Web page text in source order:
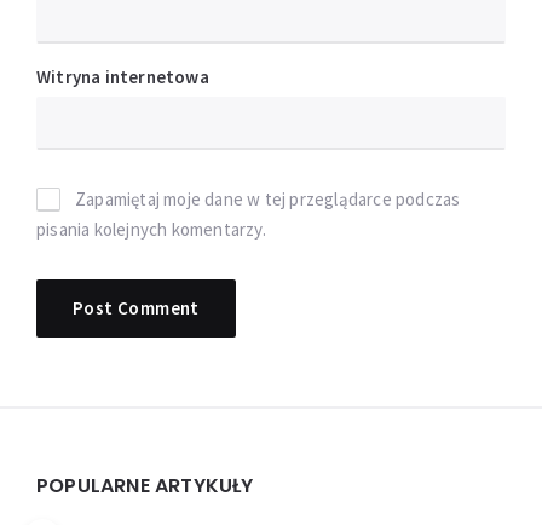
Witryna internetowa
Zapamiętaj moje dane w tej przeglądarce podczas
pisania kolejnych komentarzy.
Widgets
POPULARNE ARTYKUŁY